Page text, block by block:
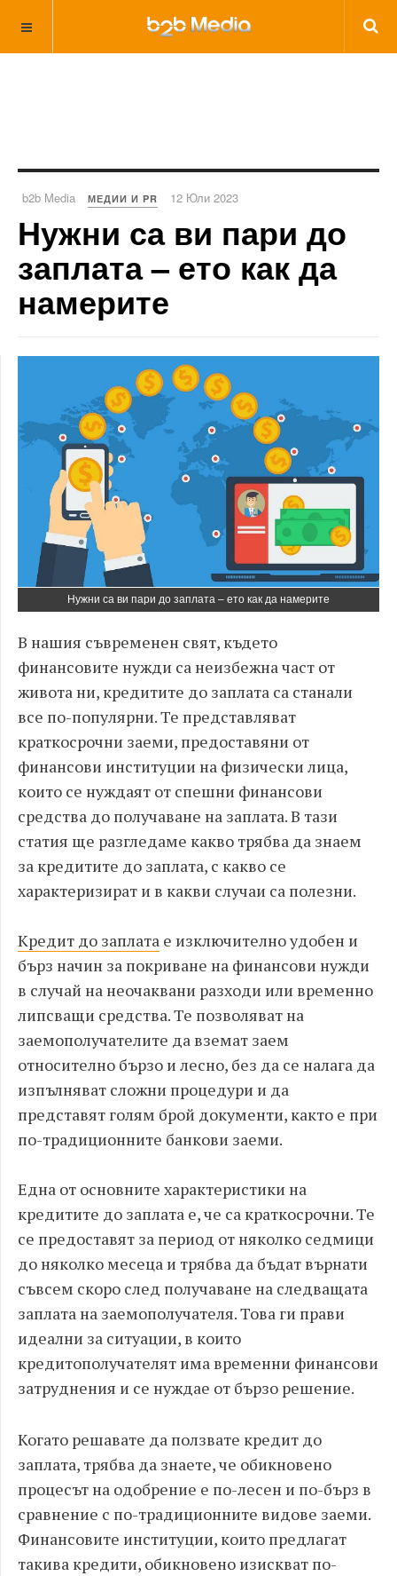
b2b Media МЕДИИ И PR 12 Юли 2023
Нужни са ви пари до
заплата – ето как да
намерите
Нужни са ви пари до заплата – ето как да намерите
В нашия съвременен свят, където
финансовите нужди са неизбежна част от
живота ни, кредитите до заплата са станали
все по-популярни. Те представляват
краткосрочни заеми, предоставяни от
финансови институции на физически лица,
които се нуждаят от спешни финансови
средства до получаване на заплата. В тази
статия ще разгледаме какво трябва да знаем
за кредитите до заплата, с какво се
характеризират и в какви случаи са полезни.
Кредит до заплата e изключително удобен и
бърз начин за покриване на финансови нужди
в случай на неочаквани разходи или временно
липсващи средства. Те позволяват на
заемополучателите да вземат заем
относително бързо и лесно, без да се налага да
изпълняват сложни процедури и да
представят голям брой документи, както е при
по-традиционните банкови заеми.
Една от основните характеристики на
кредитите до заплата е, че са краткосрочни. Те
се предоставят за период от няколко седмици
до няколко месеца и трябва да бъдат върнати
съвсем скоро след получаване на следващата
заплата на заемополучателя. Това ги прави
идеални за ситуации, в които
кредитополучателят има временни финансови
затруднения и се нуждае от бързо решение.
Когато решавате да ползвате кредит до
заплата, трябва да знаете, че обикновено
процесът на одобрение е по-лесен и по-бърз в
сравнение с по-традиционните видове заеми.
Финансовите институции, които предлагат
такива кредити, обикновено изискват по-